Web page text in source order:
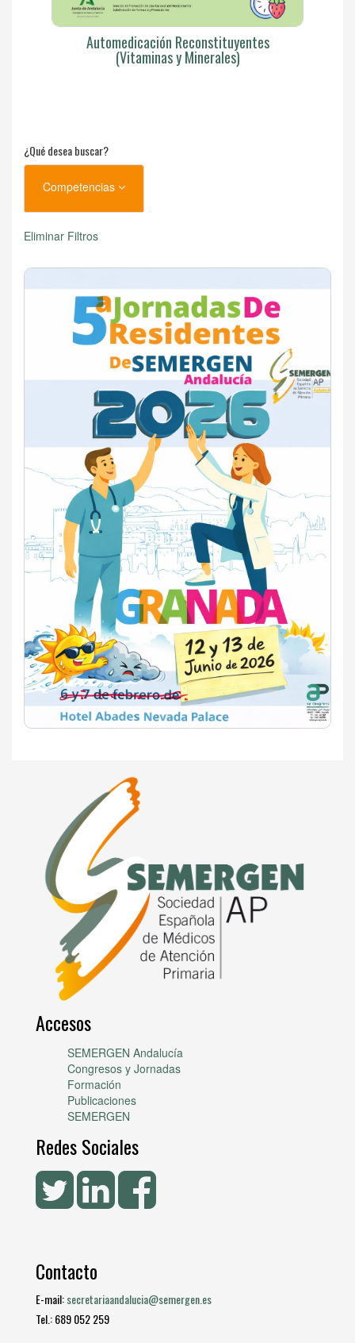
Automedicación Reconstituyentes
(Vitaminas y Minerales)
¿Qué desea buscar?
Competencias
Eliminar Filtros
Accesos
SEMERGEN Andalucía
Congresos y Jornadas
Formación
Publicaciones
SEMERGEN
Redes Sociales
Contacto
E-mail:secretariaandalucia@semergen.es
Tel.: 689 052 259